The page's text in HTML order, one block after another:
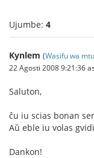
Ujumbe: 4
Kynlem (Wasifu wa
22 Agosti 2008 9:21:36
Saluton,
ĉu iu scias bonan
Aŭ eble iu volas
Dankon!